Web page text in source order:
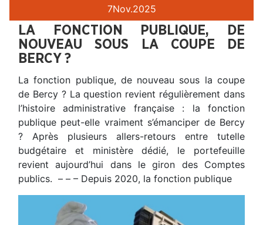
7Nov.2025
LA FONCTION PUBLIQUE, DE
NOUVEAU SOUS LA COUPE DE
BERCY ?
La fonction publique, de nouveau sous la coupe
de Bercy ? La question revient régulièrement dans
l’histoire administrative française : la fonction
publique peut-elle vraiment s’émanciper de Bercy
? Après plusieurs allers-retours entre tutelle
budgétaire et ministère dédié, le portefeuille
revient aujourd’hui dans le giron des Comptes
publics. – – – Depuis 2020, la fonction publique